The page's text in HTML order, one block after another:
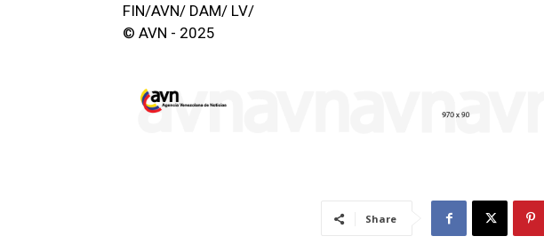
FIN/AVN/ DAM/ LV/
© AVN - 2025
Share